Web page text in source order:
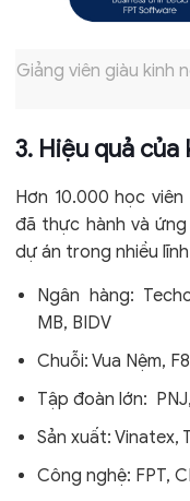
Giảng viên giàu kinh
3. Hiệu quả của
Hơn 10.000 học viên
đã thực hành và
dự án trong nhiều
Ngân hàng:
MB, BIDV
Chuỗi: Vua Nệm,
Tập đoàn lớn:
Sản xuất: Vinatex,
Công nghệ: FPT,